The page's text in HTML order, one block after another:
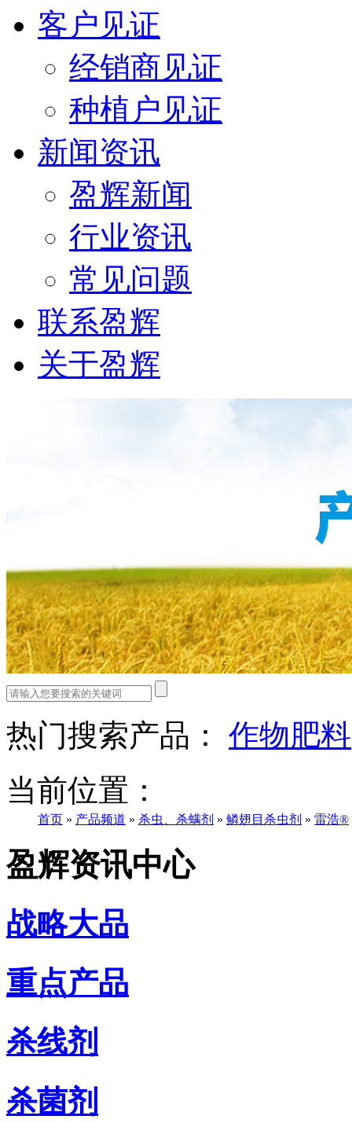
客户见证
经销商见证
种植户见证
新闻资讯
盈辉新闻
行业资讯
常见问题
联系盈辉
关于盈辉
热门搜索产品： 作物肥料
当前位置：
首页 » 产品频道 » 杀虫、杀螨剂 » 鳞翅目杀虫剂 » 雷浩®
盈辉资讯中心
战略大品
重点产品
杀线剂
杀菌剂